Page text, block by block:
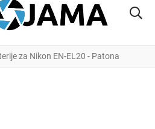
za Nikon EN-EL20 - Patona